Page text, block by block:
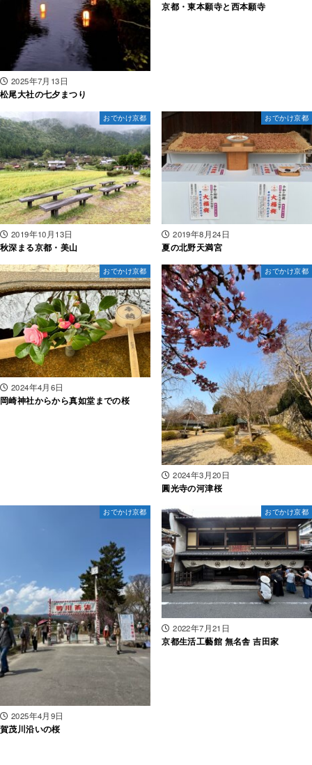
2025年7月13日
松尾大社の七夕まつり
京都・東本願寺と西本願寺
おでかけ京都
2019年10月13日
秋深まる京都・美山
おでかけ京都
2019年8月24日
夏の北野天満宮
おでかけ京都
2024年4月6日
岡崎神社からから真如堂までの桜
おでかけ京都
2024年3月20日
圓光寺の河津桜
おでかけ京都
2025年4月9日
賀茂川沿いの桜
おでかけ京都
2022年7月21日
京都生活工藝館 無名舎 吉田家